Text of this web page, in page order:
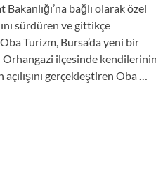
bağlı olarak özel
sürdüren ve gittikçe
Turizm, Bursa’da yeni bir
Orhangazi ilçesinde kendilerinin
gerçekleştiren Oba …